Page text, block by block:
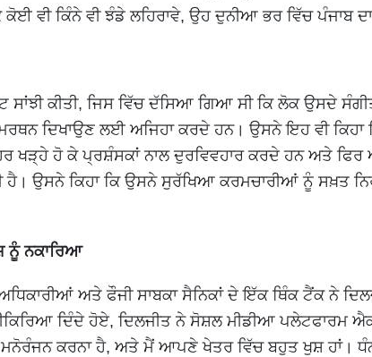
ਕੋਈ ਵੀ ਕਿੰਨੇ ਵੀ ਝੰਡੇ ਲਹਿਰਾਵੇ, ਉਹ ਦੁਨੀਆ ਭਰ ਵਿੱਚ ਪੰਜਾਬ
ਕੀਤੀ, ਜਿਸ ਵਿੱਚ ਦੱਸਿਆ ਗਿਆ ਸੀ ਕਿ ਲੋਕ ਉਸਦੇ
ਦਿਖਾਉਣ ਲਈ ਅਜਿਹਾ ਕਰਦੇ ਹਨ। ਉਸਨੇ ਇਹ ਵੀ
ਖੜ੍ਹੇ ਹੋ ਕੇ ਪ੍ਰਸ਼ੰਸਕਾਂ ਨਾਲ ਦੁਰਵਿਵਹਾਰ ਕਰਦੇ ਹਨ ਅਤੇ
ਹੈ। ਉਸਨੇ ਕਿਹਾ ਕਿ ਉਸਨੇ ਸੁਰੱਖਿਆ ਕਰਮਚਾਰੀਆਂ ਨੂੰ ਸਖ਼ਤ
ਨੂੰ ਨਕਾਰਿਆ
ਅਤੇ ਫੌਜੀ ਸਾਬਕਾ ਸੈਨਿਕਾਂ ਦੇ ਇੱਕ ਥਿੰਕ ਟੈਂਕ ਨੇ
ਦਿੰਦੇ ਹੋਏ, ਦਿਲਜੀਤ ਨੇ ਸੋਸ਼ਲ ਮੀਡੀਆ ਪਲੇਟਫਾਰਮ
ਮਨੋਰੰਜਨ ਕਰਨਾ ਹੈ, ਅਤੇ ਮੈਂ ਆਪਣੇ ਖੇਤਰ ਵਿੱਚ ਬਹੁਤ ਖੁਸ਼ ਹਾਂ।